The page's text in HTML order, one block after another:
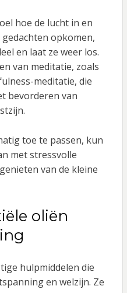
hoe de lucht in en
opkomen,
en laat ze weer los.
van meditatie, zoals
meditatie, die
bevorderen van
toe te passen, kun
met stressvolle
van de kleine
oliën
hulpmiddelen die
en welzijn. Ze